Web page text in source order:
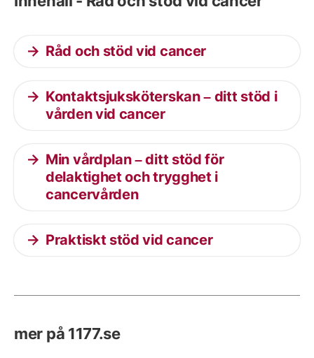
Råd och stöd vid cancer
Kontaktsjuksköterskan – ditt stöd i
vården vid cancer
Min vårdplan – ditt stöd för
delaktighet och trygghet i
cancervården
Praktiskt stöd vid cancer
mer på 1177.se